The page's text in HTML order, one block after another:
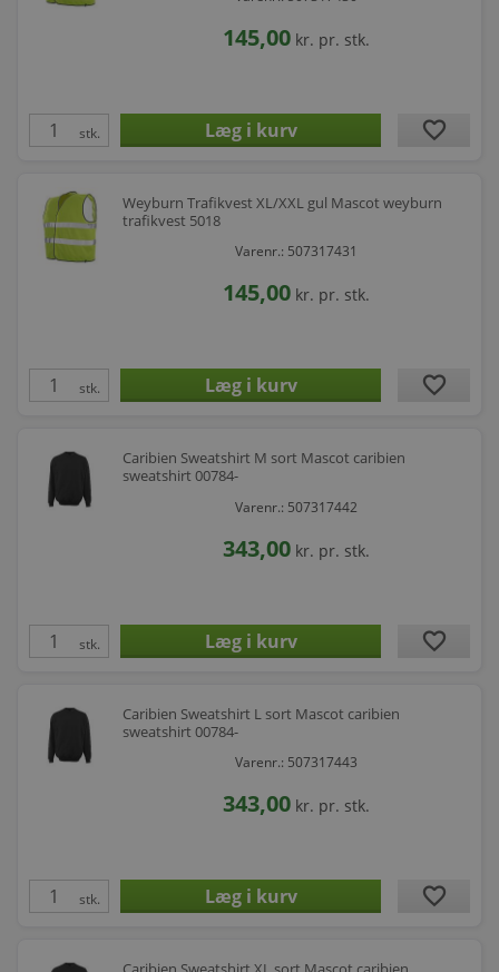
145,00 kr. pr. stk.
stk. favorite
Weyburn Trafikvest XL/XXL gul Mascot weyburn
trafikvest 5018
Varenr.: 507317431
145,00 kr. pr. stk.
stk. favorite
Caribien Sweatshirt M sort Mascot caribien
sweatshirt 00784-
Varenr.: 507317442
343,00 kr. pr. stk.
stk. favorite
Caribien Sweatshirt L sort Mascot caribien
sweatshirt 00784-
Varenr.: 507317443
343,00 kr. pr. stk.
stk. favorite